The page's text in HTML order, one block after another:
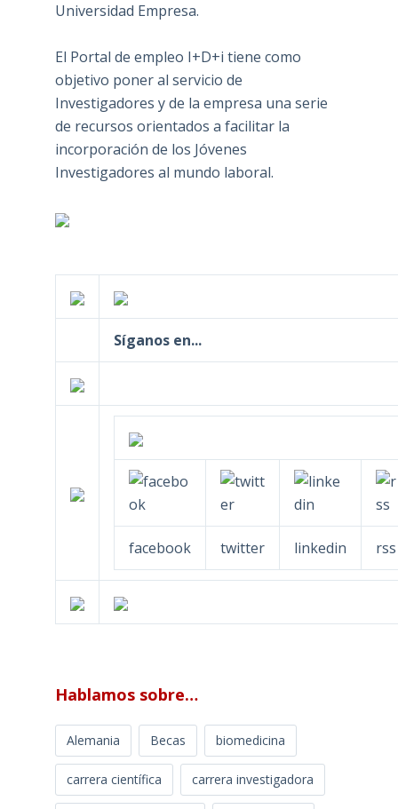
Universidad Empresa.
El Portal de empleo I+D+i tiene como
objetivo poner al servicio de
Investigadores y de la empresa una serie
de recursos orientados a facilitar la
incorporación de los Jóvenes
Investigadores al mundo laboral.
Síganos en...
facebook twitter linkedin rss
Hablamos sobre…
Alemania Becas biomedicina
carrera científica carrera investigadora